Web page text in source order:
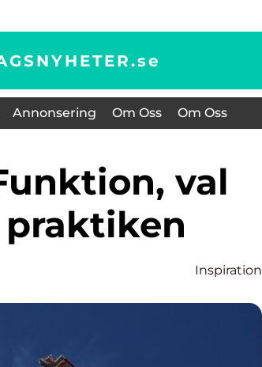
se
Annonsering Om Oss Om Oss
Inspiration